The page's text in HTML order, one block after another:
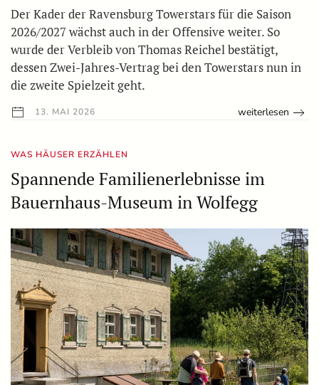
Der Kader der Ravensburg Towerstars für die Saison
2026/2027 wächst auch in der Offensive weiter. So
wurde der Verbleib von Thomas Reichel bestätigt,
dessen Zwei-Jahres-Vertrag bei den Towerstars nun in
die zweite Spielzeit geht.
13. MAI 2026 weiterlesen
WAS HÄUSER ERZÄHLEN
Spannende Familienerlebnisse im
Bauernhaus-Museum in Wolfegg